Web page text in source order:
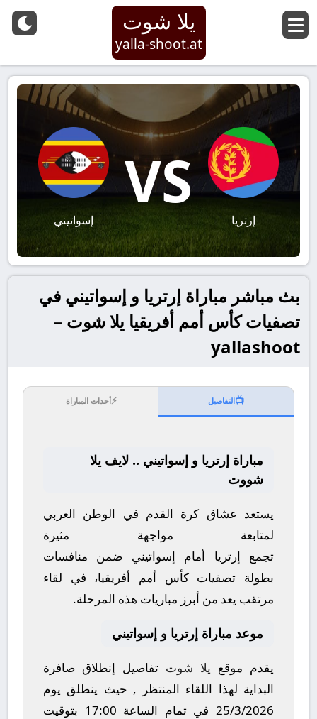
يلا شوت
yalla-shoot.at
إرتريا
VS
إسواتيني
بث مباشر مباراة إرتريا و إسواتيني في
تصفيات كأس أمم أفريقيا يلا شوت –
yallashoot
📺التفاصيل ⚡أحداث المباراة
مباراة إرتريا و إسواتيني .. لايف يلا
شووت
يستعد عشاق كرة القدم في الوطن العربي
لمتابعة مواجهة مثيرة
تجمع إرتريا أمام إسواتيني ضمن منافسات
بطولة تصفيات كأس أمم أفريقيا، في لقاء
مرتقب يعد من أبرز مباريات هذه المرحلة.
موعد مباراة إرتريا و إسواتيني
يقدم موقع يلا شوت تفاصيل إنطلاق صافرة
البداية لهذا اللقاء المنتظر , حيث ينطلق يوم
25/3/2026في تمام الساعة 17:00 بتوقيت